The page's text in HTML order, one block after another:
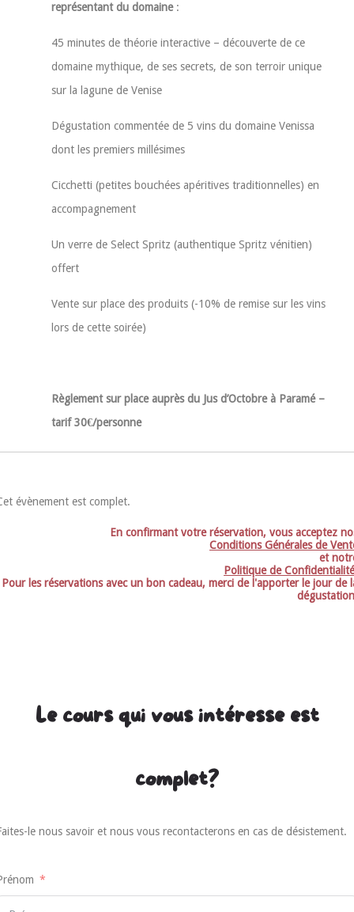
représentant du domaine:
45 minutes de théorie interactive – découverte de ce
domaine mythique, de ses secrets, de son terroir unique
sur la lagune de Venise
Dégustation commentée de 5 vins du domaine Venissa
dont les premiers millésimes
Cicchetti (petites bouchées apéritives traditionnelles) en
accompagnement
Un verre de Select Spritz (authentique Spritz vénitien)
offert
Vente sur place des produits (-10% de remise sur les vins
lors de cette soirée)
Règlement sur place auprès du Jus d’Octobre à Paramé –
tarif 30€/personne
évènement est complet.
En confirmant votre réservation, vous acceptez
Conditions Générales de
et
Politique de Confidentialité
Pour les réservations avec un bon cadeau, merci de l'apporter le jour de
Le cours qui vous intéresse est
complet?
le nous savoir et nous vous recontacterons en cas de désistement.